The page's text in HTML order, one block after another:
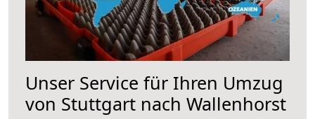
Unser Service für Ihren Umzug
von Stuttgart nach Wallenhorst